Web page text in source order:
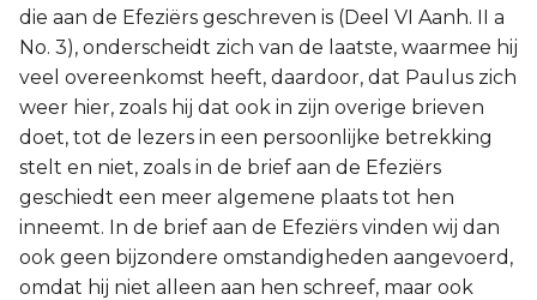
Ruth
Prediker
Joël
Jona
Hábakuk
die aan de Efeziërs geschreven is (Deel VI Aanh. II a
No. 3), onderscheidt zich van de laatste, waarmee hij
veel overeenkomst heeft, daardoor, dat Paulus zich
weer hier, zoals hij dat ook in zijn overige brieven
doet, tot de lezers in een persoonlijke betrekking
stelt en niet, zoals in de brief aan de Efeziërs
geschiedt een meer algemene plaats tot hen
inneemt. In de brief aan de Efeziërs vinden wij dan
ook geen bijzondere omstandigheden aangevoerd,
omdat hij niet alleen aan hen schreef, maar ook